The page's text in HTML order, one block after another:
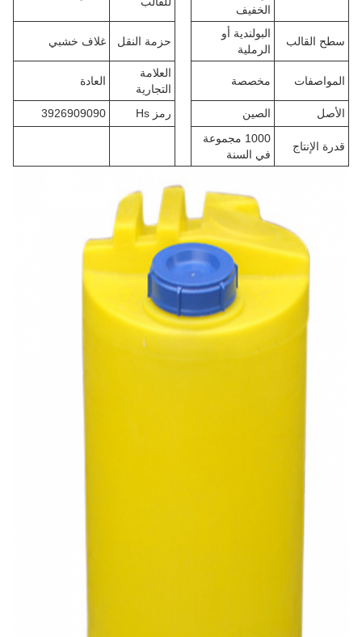
الخفيف
سطح القالب
البولندية أو
الرملية
حزمة النقل غلاف خشبي
المواصفات مخصصة
العلامة
التجارية
العادة
الأصل الصين رمز Hs 3926909090
قدرة الإنتاج
1000 مجموعة
في السنة